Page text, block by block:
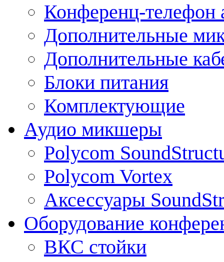
Конференц-телефон
Дополнительные
Дополнительные
Блоки питания
Комплектующие
Аудио микшеры
Polycom
Polycom Vortex
Аксессуары
Оборудование
ВКС стойки